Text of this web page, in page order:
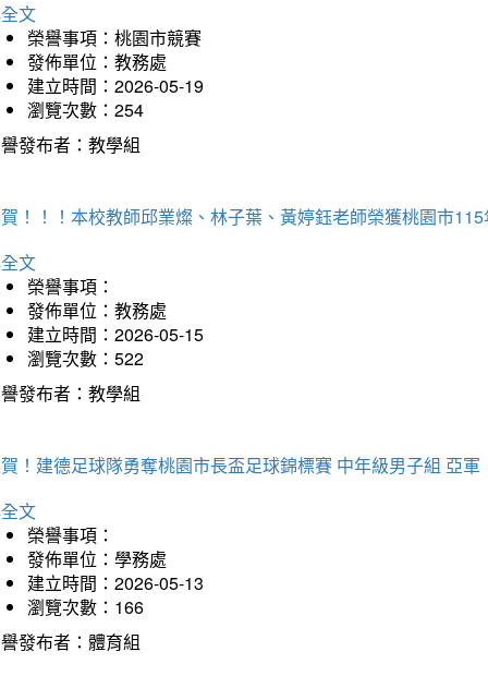
文
榮譽事項：桃園市競賽
發佈單位：教務處
建立時間：2026-05-19
瀏覽次數：254
發布者：教學組
！！！本校教師邱業燦、林子葉、黃婷鈺老師榮獲桃園市
文
榮譽事項：
發佈單位：教務處
建立時間：2026-05-15
瀏覽次數：522
發布者：教學組
！建德足球隊勇奪桃園市長盃足球錦標賽 中年級男子組 亞軍
文
榮譽事項：
發佈單位：學務處
建立時間：2026-05-13
瀏覽次數：166
發布者：體育組